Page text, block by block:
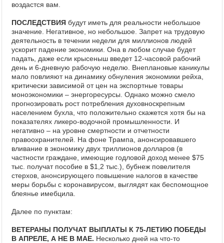
воздастся вам.
ПОСЛЕДСТВИЯ будут иметь для реальности небольшое
значение. Негативное, но небольшое. Запрет на трудовую
деятельность в течении недели для миллионов людей
ускорит падение экономики. Она в любом случае будет
падать, даже если крысеныш введет 12-часовой рабочий
день и 6-дневную рабочую неделю. Внеплановые каникулы
мало повлияют на динамику обнуления экономики рейха,
критически зависимой от цен на экспортные товары
моноэкономики – энергоресурсы. Однако можно смело
прогнозировать рост потребления духовноскрепным
населением бухла, что положительно скажется хотя бы на
показателях ликеро-водочной промышленности. И
негативно – на уровне смертности и отчетности
правоохранителей. На фоне Трампа, анонсировавшего
вливание в экономику двух триллионов долларов (в
частности граждане, имеющие годловой доход менее $75
тыс. получат пособие в $1,2 тыс.), бубнеж повелителя
стерхов, анонсирующего повышение налогов в качестве
меры борьбы с коронавирусом, выглядят как беспомощное
блеянье имебцила.
Далее по пунктам:
ВЕТЕРАНЫ ПОЛУЧАТ ВЫПЛАТЫ К 75-ЛЕТИЮ ПОБЕДЫ
В АПРЕЛЕ, А НЕ В МАЕ. Несколько дней на что-то